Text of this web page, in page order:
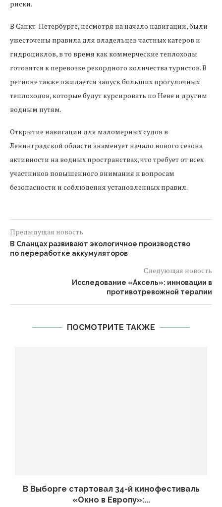
риски.
В Санкт-Петербурге, несмотря на начало навигации, были
ужесточены правила для владельцев частных катеров и
гидроциклов, в то время как коммерческие теплоходы
готовятся к перевозке рекордного количества туристов. В
регионе также ожидается запуск больших прогулочных
теплоходов, которые будут курсировать по Неве и другим
водным путям.
Открытие навигации для маломерных судов в
Ленинградской области знаменует начало нового сезона
активности на водных пространствах, что требует от всех
участников повышенного внимания к вопросам
безопасности и соблюдения установленных правил.
Предыдущая новость
В Сланцах развивают экологичное производство
по переработке аккумуляторов
Следующая новость
Исследование «Аксель»: инновации в
противотревожной терапии
ПОСМОТРИТЕ ТАКЖЕ
В Выборге стартовал 34-й кинофестиваль
«Окно в Европу»:...